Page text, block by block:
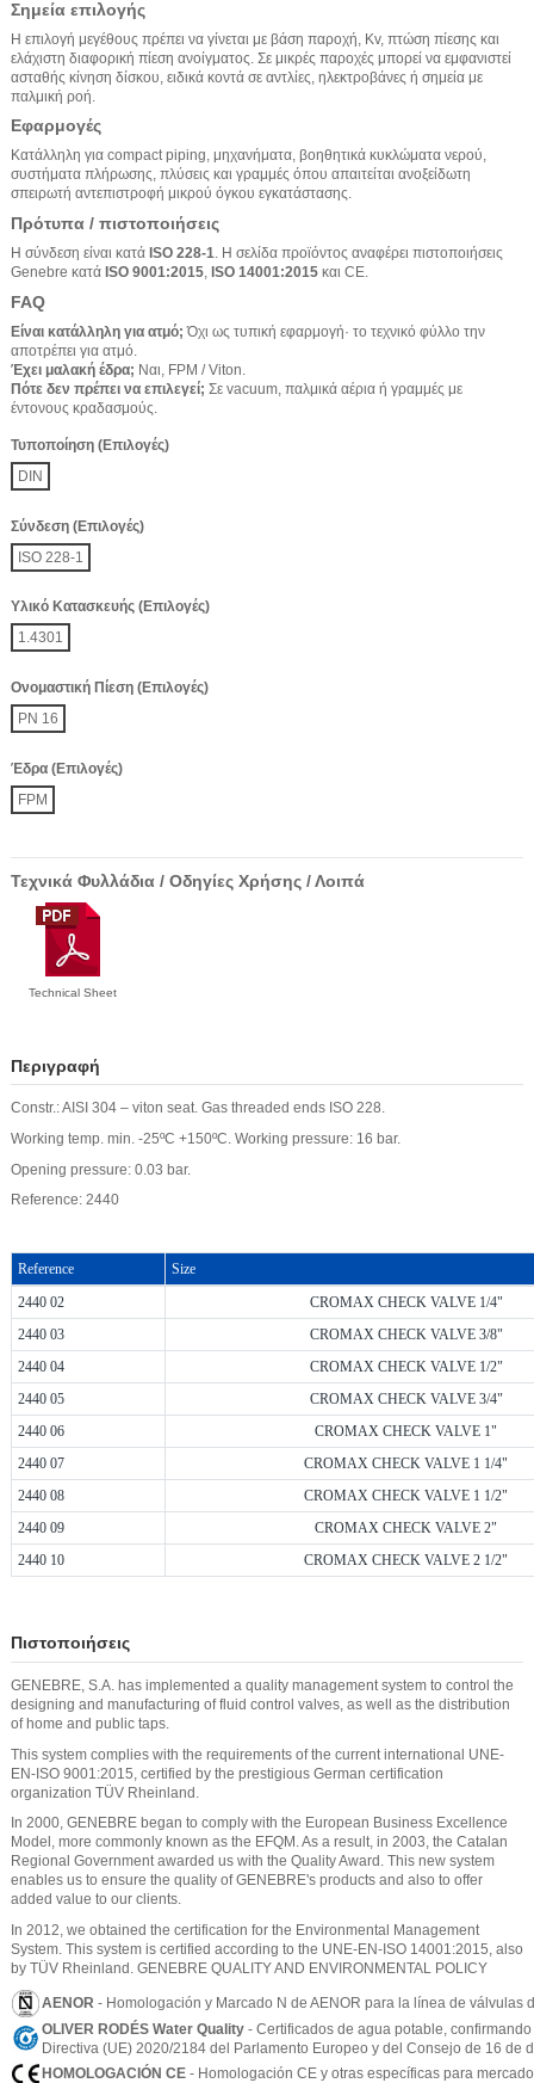
Σημεία επιλογής
Η επιλογή μεγέθους πρέπει να γίνεται με βάση παροχή, Kv, πτώση πίεσης και
ελάχιστη διαφορική πίεση ανοίγματος. Σε μικρές παροχές μπορεί να εμφανιστεί
ασταθής κίνηση δίσκου, ειδικά κοντά σε αντλίες, ηλεκτροβάνες ή σημεία με
παλμική ροή.
Εφαρμογές
Κατάλληλη για compact piping, μηχανήματα, βοηθητικά κυκλώματα νερού,
συστήματα πλήρωσης, πλύσεις και γραμμές όπου απαιτείται ανοξείδωτη
σπειρωτή αντεπιστροφή μικρού όγκου εγκατάστασης.
Πρότυπα / πιστοποιήσεις
Η σύνδεση είναι κατά ISO 228-1. Η σελίδα προϊόντος αναφέρει πιστοποιήσεις
Genebre κατά ISO 9001:2015, ISO 14001:2015 και CE.
FAQ
Είναι κατάλληλη για ατμό; Όχι ως τυπική εφαρμογή· το τεχνικό φύλλο την
αποτρέπει για ατμό.
Έχει μαλακή έδρα; Ναι, FPM / Viton.
Πότε δεν πρέπει να επιλεγεί; Σε vacuum, παλμικά αέρια ή γραμμές με
έντονους κραδασμούς.
Τυποποίηση (Επιλογές)
DIN
Σύνδεση (Επιλογές)
ISO 228-1
Υλικό Κατασκευής (Επιλογές)
1.4301
Ονομαστική Πίεση (Επιλογές)
PN 16
Έδρα (Επιλογές)
FPM
Τεχνικά Φυλλάδια / Οδηγίες Χρήσης / Λοιπά
Technical Sheet
Περιγραφή
Constr.: AISI 304 – viton seat. Gas threaded ends ISO 228.
Working temp. min. -25ºC +150ºC. Working pressure: 16 bar.
Opening pressure: 0.03 bar.
Reference: 2440
Reference
Size
2440 02
CROMAX CHECK VALVE 1/4"
2440 03
CROMAX CHECK VALVE 3/8"
2440 04
CROMAX CHECK VALVE 1/2"
2440 05
CROMAX CHECK VALVE 3/4"
2440 06
CROMAX CHECK VALVE 1"
2440 07
CROMAX CHECK VALVE 1 1/4"
2440 08
CROMAX CHECK VALVE 1 1/2"
2440 09
CROMAX CHECK VALVE 2"
2440 10
CROMAX CHECK VALVE 2 1/2"
Πιστοποιήσεις
GENEBRE, S.A. has implemented a quality management system to control the
designing and manufacturing of fluid control valves, as well as the distribution
of home and public taps.
This system complies with the requirements of the current international UNE-
EN-ISO 9001:2015, certified by the prestigious German certification
organization TÜV Rheinland.
In 2000, GENEBRE began to comply with the European Business Excellence
Model, more commonly known as the EFQM. As a result, in 2003, the Catalan
Regional Government awarded us with the Quality Award. This new system
enables us to ensure the quality of GENEBRE's products and also to offer
added value to our clients.
In 2012, we obtained the certification for the Environmental Management
System. This system is certified according to the UNE-EN-ISO 14001:2015, also
by TÜV Rheinland. GENEBRE QUALITY AND ENVIRONMENTAL POLICY
AENOR - Homologación y Marcado N de AENOR para la línea de válvulas
OLIVER RODÉS Water Quality - Certificados de agua potable,
Directiva (UE) 2020/2184 del Parlamento Europeo y del Consejo de 16
HOMOLOGACIÓN CE - Homologación CE y otras específicas para